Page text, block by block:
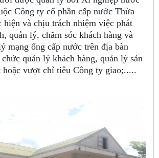
Công ty cổ phần cấp nước Thừa
hiện và chịu trách nhiệm việc phát
quản lý, chăm sóc khách hàng và
mạng ống cấp nước trên địa bàn
quản lý khách hàng, quản lý sản
vượt chỉ tiêu Công ty giao;.....